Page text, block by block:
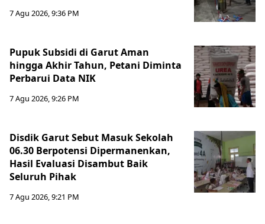
7 Agu 2026, 9:36 PM
Pupuk Subsidi di Garut Aman
hingga Akhir Tahun, Petani Diminta
Perbarui Data NIK
7 Agu 2026, 9:26 PM
Disdik Garut Sebut Masuk Sekolah
06.30 Berpotensi Dipermanenkan,
Hasil Evaluasi Disambut Baik
Seluruh Pihak
7 Agu 2026, 9:21 PM